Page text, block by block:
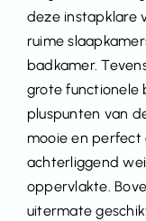
deze instapklare
ruime
badkamer.
grote functionele
pluspunten van
mooie en
achterliggend
oppervlakte.
uitermate